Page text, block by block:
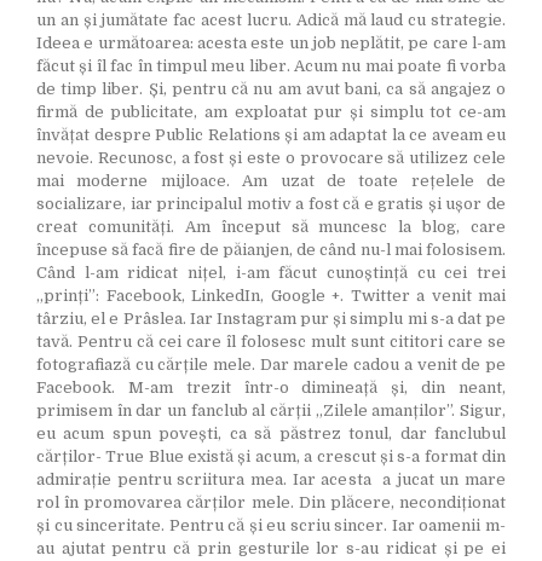
un an și jumătate fac acest lucru. Adică mă laud cu strategie.
Ideea e următoarea: acesta este un job neplătit, pe care l-am
făcut și îl fac în timpul meu liber. Acum nu mai poate fi vorba
de timp liber. Și, pentru că nu am avut bani, ca să angajez o
firmă de publicitate, am exploatat pur și simplu tot ce-am
învățat despre Public Relations și am adaptat la ce aveam eu
nevoie. Recunosc, a fost și este o provocare să utilizez cele
mai moderne mijloace. Am uzat de toate rețelele de
socializare, iar principalul motiv a fost că e gratis și ușor de
creat comunități. Am început să muncesc la blog, care
începuse să facă fire de păianjen, de când nu-l mai folosisem.
Când l-am ridicat nițel, i-am făcut cunoștință cu cei trei
„prinți”: Facebook, LinkedIn, Google +. Twitter a venit mai
târziu, el e Prâslea. Iar Instagram pur și simplu mi s-a dat pe
tavă. Pentru că cei care îl folosesc mult sunt cititori care se
fotografiază cu cărțile mele. Dar marele cadou a venit de pe
Facebook. M-am trezit într-o dimineață și, din neant,
primisem în dar un fanclub al cărții „Zilele amanților”. Sigur,
eu acum spun povești, ca să păstrez tonul, dar fanclubul
cărților- True Blue există și acum, a crescut și s-a format din
admirație pentru scriitura mea. Iar acesta a jucat un mare
rol în promovarea cărților mele. Din plăcere, necondiționat
și cu sinceritate. Pentru că și eu scriu sincer. Iar oamenii m-
au ajutat pentru că prin gesturile lor s-au ridicat și pe ei